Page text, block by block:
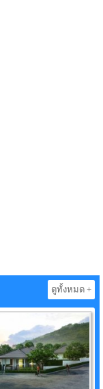
ดูทั้งหมด +